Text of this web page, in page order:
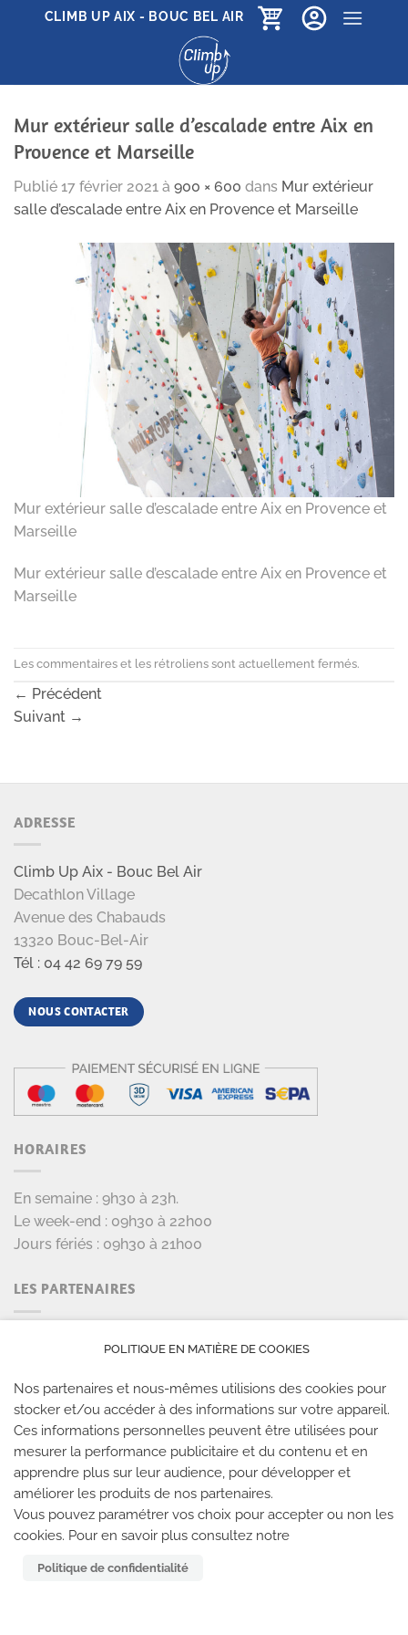
PasserCLIMB UP AIX - BOUC BEL AIR
Mur extérieur salle d’escalade entre Aix en
Provence et Marseille
Publié 17 février 2021 à 900 × 600 dans Mur extérieur
salle d’escalade entre Aix en Provence et Marseille
Mur extérieur salle d’escalade entre Aix en Provence et
Marseille
Mur extérieur salle d’escalade entre Aix en Provence et
Marseille
Les commentaires et les rétroliens sont actuellement fermés.
← Précédent
Suivant →
ADRESSE
Climb Up Aix - Bouc Bel Air
Decathlon Village
Avenue des Chabauds
13320 Bouc-Bel-Air
Tél : 04 42 69 79 59
NOUS CONTACTER
HORAIRES
En semaine : 9h30 à 23h.
Le week-end : 09h30 à 22h00
Jours fériés : 09h30 à 21h00
LES PARTENAIRES
LES SALLES CLIMB UP
POLITIQUE EN MATIÈRE DE COOKIES
Nos partenaires et nous-mêmes utilisions des cookies pour
stocker et/ou accéder à des informations sur votre appareil.
Ces informations personnelles peuvent être utilisées pour
mesurer la performance publicitaire et du contenu et en
apprendre plus sur leur audience, pour développer et
améliorer les produits de nos partenaires.
Vous pouvez paramétrer vos choix pour accepter ou non les
cookies. Pour en savoir plus consultez notre
Politique de confidentialité